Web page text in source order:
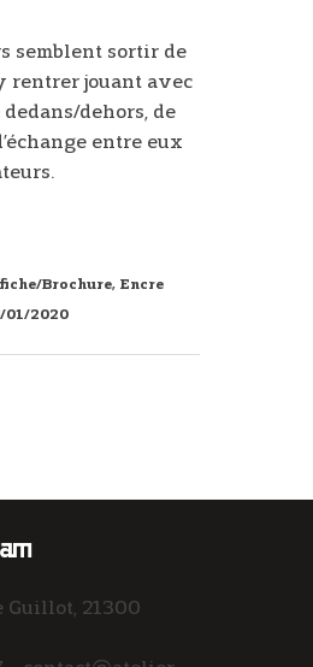
semblent sortir de
rentrer jouant avec
dehors, de
entre eux
Brochure, Encre
01/2020
Guillot, 21300